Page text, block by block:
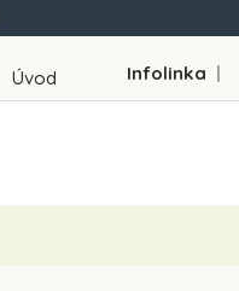
Infolinka
Úvod